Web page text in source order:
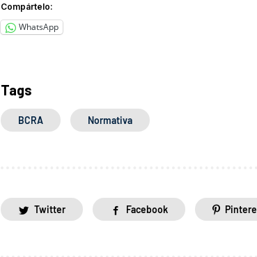
Compártelo:
WhatsApp
Tags
BCRA Normativa
Twitter Facebook